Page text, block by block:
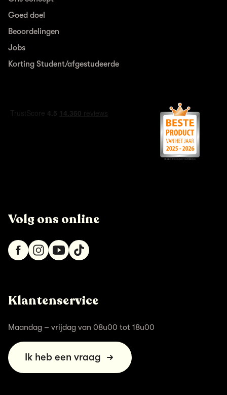
Goed doel
Beoordelingen
Jobs
Korting Student/afgestudeerde
Volg ons online
Klantenservice
Maandag – vrijdag van 08u00 tot 18u00
Ik heb een vraag